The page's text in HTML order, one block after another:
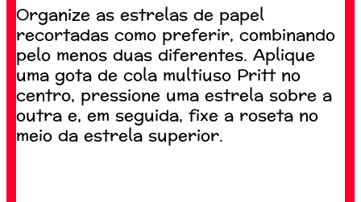
Organize as estrelas de papel
recortadas como preferir, combinando
pelo menos duas diferentes. Aplique
uma gota de cola multiuso Pritt no
centro, pressione uma estrela sobre a
outra e, em seguida, fixe a roseta no
meio da estrela superior.